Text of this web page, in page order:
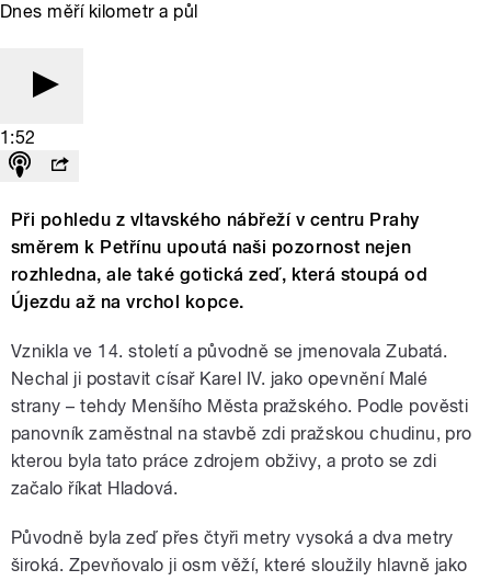
Dnes měří kilometr a půl
1:52
Při pohledu z vltavského nábřeží v centru Prahy
směrem k Petřínu upoutá naši pozornost nejen
rozhledna, ale také gotická zeď, která stoupá od
Újezdu až na vrchol kopce.
Vznikla ve 14. století a původně se jmenovala Zubatá.
Nechal ji postavit císař Karel IV. jako opevnění Malé
strany – tehdy Menšího Města pražského. Podle pověsti
panovník zaměstnal na stavbě zdi pražskou chudinu, pro
kterou byla tato práce zdrojem obživy, a proto se zdi
začalo říkat Hladová.
Původně byla zeď přes čtyři metry vysoká a dva metry
široká. Zpevňovalo ji osm věží, které sloužily hlavně jako